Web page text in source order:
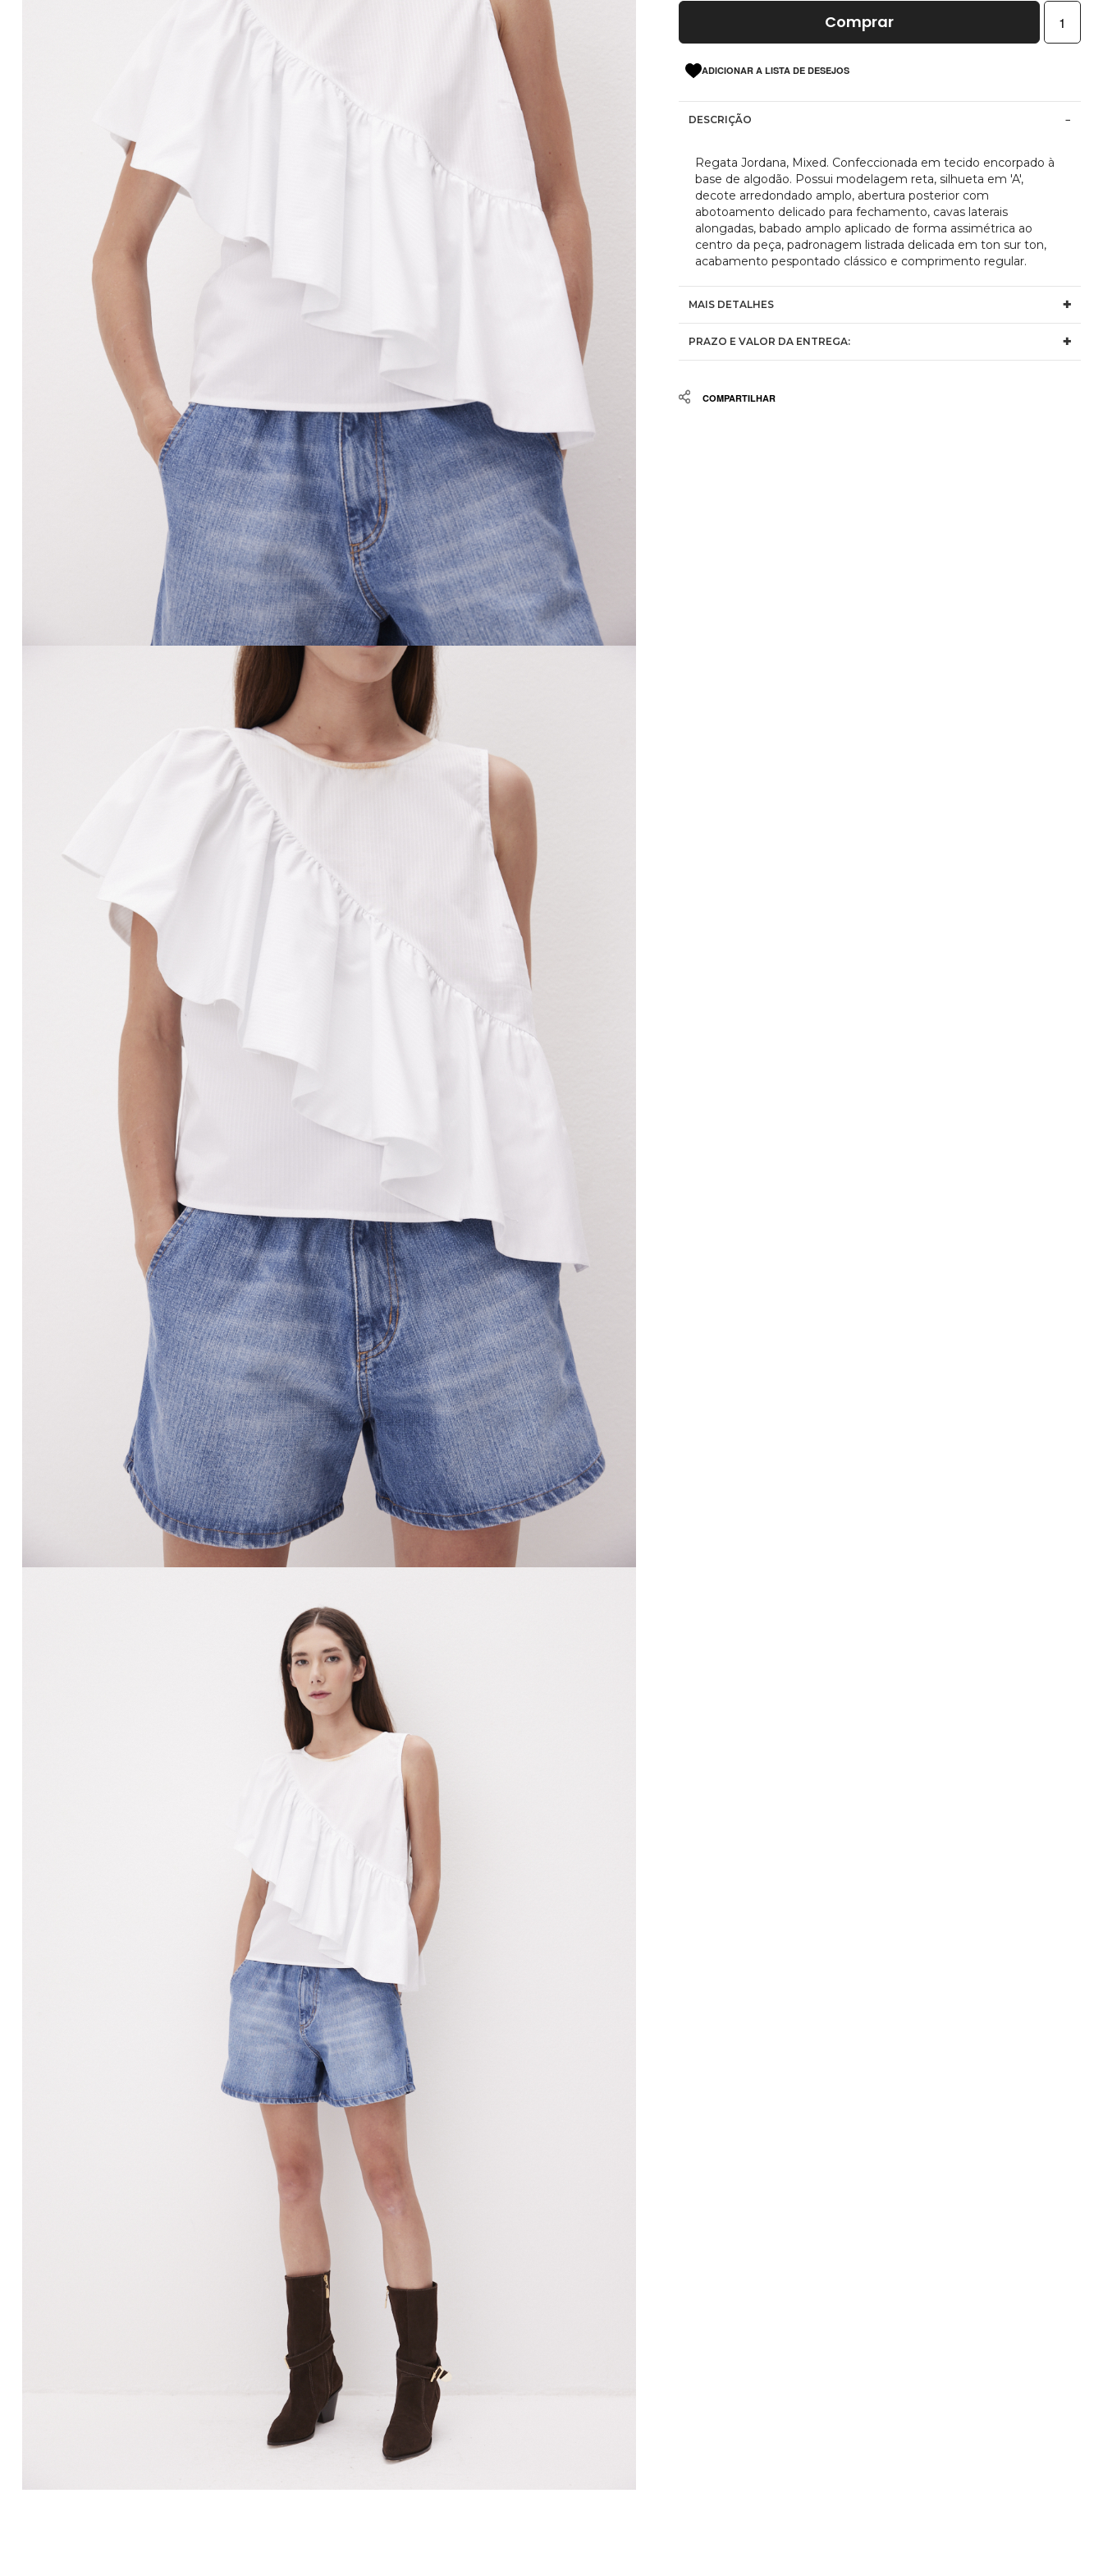
Comprar
ADICIONAR A LISTA DE DESEJOS
DESCRIÇÃO
Regata Jordana, Mixed. Confeccionada em tecido encorpado à
base de algodão. Possui modelagem reta, silhueta em 'A',
decote arredondado amplo, abertura posterior com
abotoamento delicado para fechamento, cavas laterais
alongadas, babado amplo aplicado de forma assimétrica ao
centro da peça, padronagem listrada delicada em ton sur ton,
acabamento pespontado clássico e comprimento regular.
MAIS DETALHES
PRAZO E VALOR DA ENTREGA:
Share